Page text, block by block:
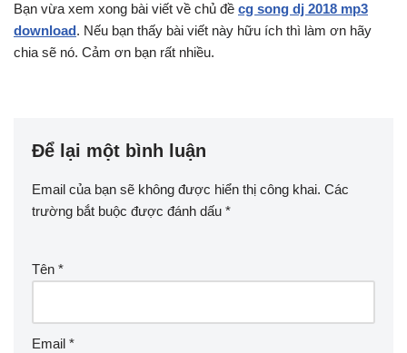
Bạn vừa xem xong bài viết về chủ đề cg song dj 2018 mp3
download. Nếu bạn thấy bài viết này hữu ích thì làm ơn hãy
chia sẽ nó. Cảm ơn bạn rất nhiều.
Để lại một bình luận
Email của bạn sẽ không được hiển thị công khai. Các
trường bắt buộc được đánh dấu *
Tên *
Email *